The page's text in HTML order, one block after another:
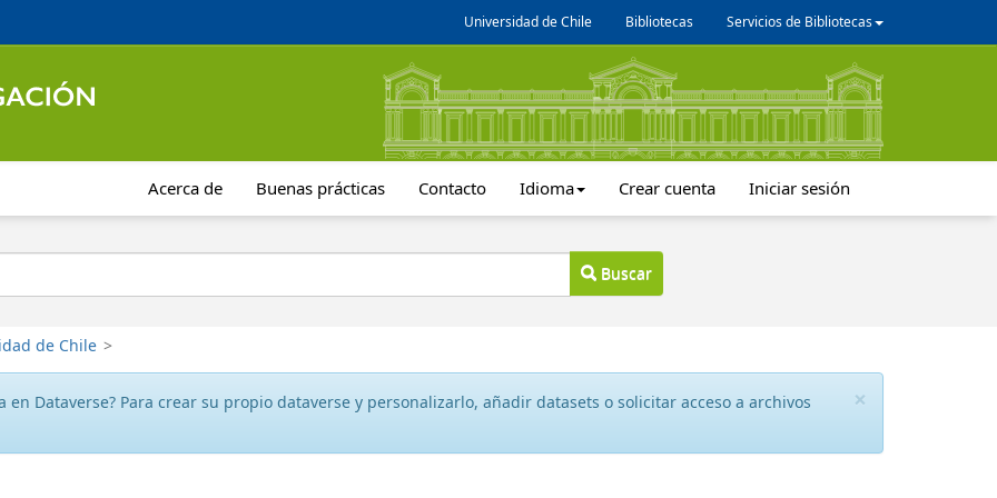
Universidad de Chile Bibliotecas Servicios de Bibliotecas
Acerca de Buenas prácticas Contacto Idioma Crear cuenta Iniciar sesión
Buscar
de Chile >
×
en Dataverse? Para crear su propio dataverse y personalizarlo, añadir datasets o solicitar acceso a archivos